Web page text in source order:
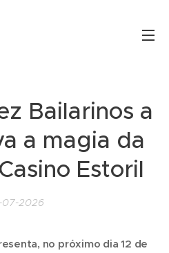
Bailarinos a
a magia da
Estoril
07-2026
no próximo dia 12 de